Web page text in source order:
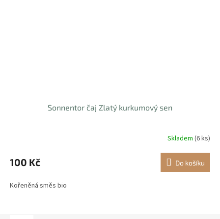
Sonnentor čaj Zlatý kurkumový sen
Skladem (6 ks)
100 Kč Do košíku
Kořeněná směs bio